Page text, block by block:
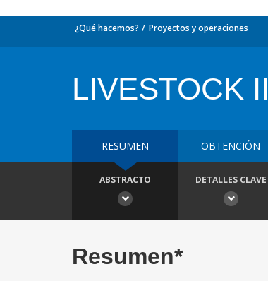
¿Qué hacemos? Proyectos y operaciones
LIVESTOCK II
RESUMEN OBTENCIÓN
ABSTRACTO DETALLES CLAVE
Resumen*